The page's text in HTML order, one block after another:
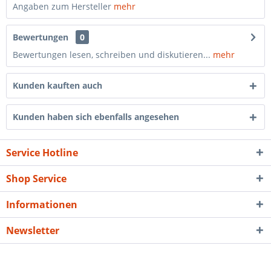
Angaben zum Hersteller mehr
Bewertungen
0
Bewertungen lesen, schreiben und diskutieren... mehr
Kunden kauften auch
Kunden haben sich ebenfalls angesehen
Service Hotline
Shop Service
Informationen
Newsletter